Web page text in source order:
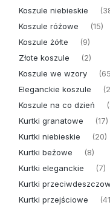
Koszule niebieskie
Koszule różowe (15)
Koszule żółte (9)
Złote koszule (2)
Koszule we wzory
Eleganckie koszule
Koszule na co dzień
Kurtki granatowe (17)
Kurtki niebieskie (20)
Kurtki beżowe (8)
Kurtki eleganckie (7)
Kurtki
Kurtki przejściowe